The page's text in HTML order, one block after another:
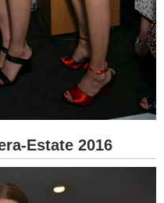
Estate 2016